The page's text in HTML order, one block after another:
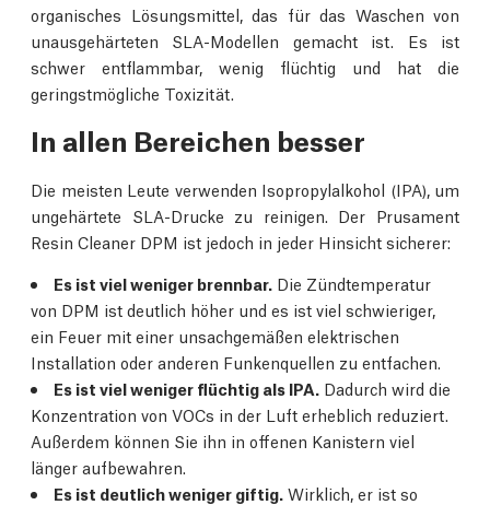
organisches Lösungsmittel, das für das Waschen von
unausgehärteten SLA-Modellen gemacht ist. Es ist
schwer entflammbar, wenig flüchtig und hat die
geringstmögliche Toxizität.
In allen Bereichen besser
Die meisten Leute verwenden Isopropylalkohol (IPA), um
ungehärtete SLA-Drucke zu reinigen. Der Prusament
Resin Cleaner DPM ist jedoch in jeder Hinsicht sicherer:
Es ist viel weniger brennbar. Die Zündtemperatur
von DPM ist deutlich höher und es ist viel schwieriger,
ein Feuer mit einer unsachgemäßen elektrischen
Installation oder anderen Funkenquellen zu entfachen.
Es ist viel weniger flüchtig als IPA. Dadurch wird die
Konzentration von VOCs in der Luft erheblich reduziert.
Außerdem können Sie ihn in offenen Kanistern viel
länger aufbewahren.
Es ist deutlich weniger giftig. Wirklich, er ist so